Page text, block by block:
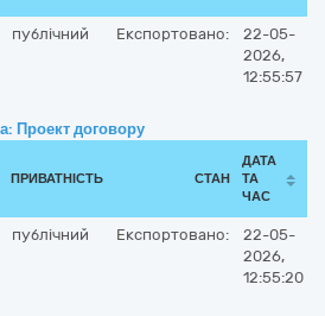
публічний Експортовано:
22-05-
2026,
12:55:57
Проект договору
ПРИВАТНІСТЬ СТАН
ДАТА
ТА
ЧАС
публічний Експортовано:
22-05-
2026,
12:55:20